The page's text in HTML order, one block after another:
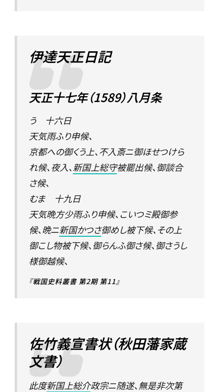
伊達天正日記
天正十七年（1589）八月条
う 十六日
天気雨ふり申候、
京都への御くう上、不入斎ニ御ほせつけら
れ候、夜入、新国上総守被罷出候、御談合
さ候、
むま 十九日
天気晩方少雨ふり申候、こいつミ殿御参
候、晩ニ新国かつさ御めし被下候、その上
御こし物被下候、御らんふ御さ候、御さうし
様御越候、
『戦国史料叢書 第2期 第11』
佐竹義宣書状（秋田藩家蔵
文書）
此度新国上総介政宗ニ随遂、無是非次第